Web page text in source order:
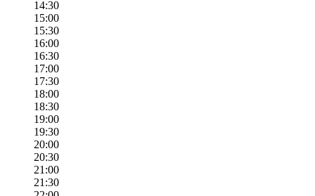
14:30
15:00
15:30
16:00
16:30
17:00
17:30
18:00
18:30
19:00
19:30
20:00
20:30
21:00
21:30